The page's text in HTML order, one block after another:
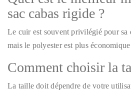
sac cabas rigide ?
Le cuir est souvent privilégié pour sa
mais le polyester est plus économique
Comment choisir la
La taille doit dépendre de votre